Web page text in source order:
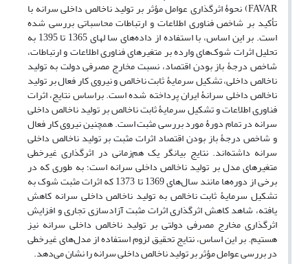
FAVAR) نحوۀ اثرگذاری عوامل مؤثر بر تولید ناخالص داخلی سرانه با
تأکید بر شاخص فناوری اطلاعات و ارتباطات محاسباتی بررسی شده
است. بر این اساس، با استفاده از داده‌های سا لهای 1365 تا 1395 به
تحلیل اثرات شوک‌های وارده بر متغیرهای فناوری اطلاعات و ارتباطات،
شاخص درجۀ باز بودن اقتصاد، نسبت مخارج مصرفی دولت به تولید
ناخالص داخلی، تشکیل سرمایۀ ثابت ناخالص و نیروی کار فعال بر تولید
ناخالص داخلی سرانۀ ایران پرداخته شده است. براساس نتایج، اثرات
فناوری اطلاعات و تشکیل سرمایۀ ثابت ناخالص بر تولید ناخالص داخلی
سرانه در تمام دورۀ مورد بررسی مثبت است. همچنین نیروی کار فعال
و شاخص درجۀ باز بودن اقتصاد اثرات مثبت بر تولید ناخالص داخلی
سرانه داشته‌اند. نتایج بیانگر یک هم‌زمانی در اثرگذاری غیرخطی
متغیرهای مدل بر تولید ناخالص داخلی سرانه است؛ به طوری که در
برخی از دوره‌ها مانند سال‌های 1369 تا 1373 که اثرات مثبت شوک به
تشکیل سرمایۀ ثابت ناخالص به تولید ناخالص داخلی سرانه کاهش
یافته، شاهد کاهش اثرگذاری اثرات مثبت آزادسازی تجاری و افزایش
اثرگذاری مخارج مصرفی دولتی بر تولید ناخالص داخلی سرانه نیز
هستیم. بر این اساس، نتایج تحقیق لزوم استفاده از مدل‌های غیرخطی
در بررسی عوامل مؤثر بر تولید ناخالص داخلی سرانه را نشان می‌دهد.